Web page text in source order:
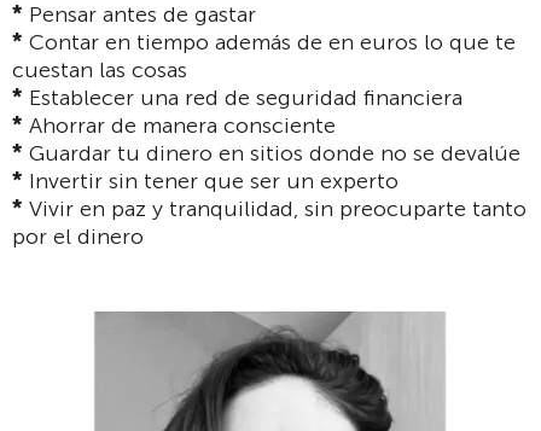
* Pensar antes de gastar
* Contar en tiempo además de en euros lo que te
cuestan las cosas
* Establecer una red de seguridad financiera
* Ahorrar de manera consciente
* Guardar tu dinero en sitios donde no se devalúe
* Invertir sin tener que ser un experto
* Vivir en paz y tranquilidad, sin preocuparte tanto
por el dinero